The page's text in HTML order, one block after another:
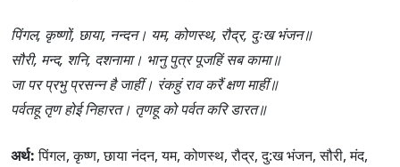
पिंगल, कृष्णों, छाया, नन्दन। यम, कोणस्थ, रौद्र, दुःख भंजन॥
सौरी, मन्द, शनि, दशनामा। भानु पुत्र पूजहिं सब कामा॥
जा पर प्रभु प्रसन्न है जाहीं। रंकहुं राव करैं क्षण माहीं॥
पर्वतहू तृण होई निहारत। तृणहू को पर्वत करि डारत॥
अर्थ:पिंगल, कृष्ण, छाया नंदन, यम, कोणस्थ, रौद्र, दु:ख भंजन, सौरी, मंद,